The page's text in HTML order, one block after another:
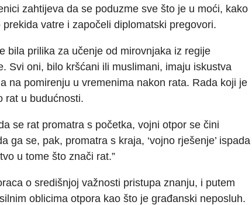
zahtijeva da se poduzme sve što je u moći, kako
prekida vatre i započeli diplomatski pregovori.
bila prilika za učenje od mirovnjaka iz regije
Svi oni, bilo kršćani ili muslimani, imaju iskustva
na pomirenju u vremenima nakon rata. Rada koji je
rat u budućnosti.
se rat promatra s početka, vojni otpor se čini
ga se, pak, promatra s kraja, ‘vojno rješenje’ ispada
u tome što znači rat.”
o središnjoj važnosti pristupa znanju, i putem
oblicima otpora kao što je građanski neposluh.